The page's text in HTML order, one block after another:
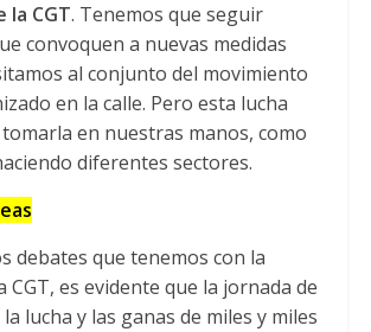
la CGT. Tenemos que seguir
convoquen a nuevas medidas
al conjunto del movimiento
en la calle. Pero esta lucha
en nuestras manos, como
diferentes sectores.
debates que tenemos con la
CGT, es evidente que la jornada de
lucha y las ganas de miles y miles